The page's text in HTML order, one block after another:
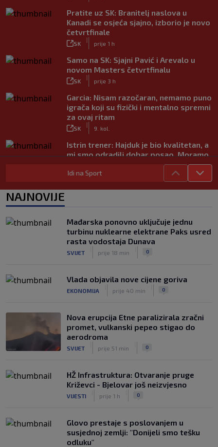
Pratite uz SK: Branitelj naslova u
Kanadi se osjeća sjajno, izborio je novo
četvrtfinale
SK
|
prije 1 h
Samo na SK: Sjajni Pavić i Arevalo u
novom Masters četvrtfinalu
SK
|
prije 3 h
Garcia: Nisam razočaran, nemamo puno
igrača koji su fizički i mentalno spremni
za ovaj ritam
SK
|
9. kol.
Istrin trener: Hajduk je bio kvalitetan, a
mi smo odradili dobar posao. Moramo
SK
|
9. kol.
Juniori Dinama poraženi u finalu
Sjajni Varaždin razbio Slaven u derbiju
sjevera
SK 9. kol.
Idi na Sport
NAJNOVIJE
Mađarska ponovno uključuje jednu
turbinu nuklearne elektrane Paks usred
rasta vodostaja Dunava
SVIJET prije 18 min 0
Vlada objavila nove cijene goriva
EKONOMIJA prije 40 min 0
Nova erupcija Etne paralizirala zračni
promet, vulkanski pepeo stigao do
aerodroma
SVIJET prije 51 min 0
HŽ Infrastruktura: Otvaranje pruge
Križevci - Bjelovar još neizvjesno
VIJESTI prije 1 h 0
Glovo prestaje s poslovanjem u
susjednoj zemlji: "Donijeli smo tešku
odluku"